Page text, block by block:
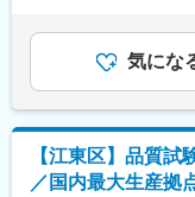
・最低週1回の
徹底。メリハリ
■当社について：
売上高1兆1,319
77％、世界160
ーカーへと成長し
■安定製造に向け
■無菌プロセス
■再生医療分野
【当社について】
2015年設立。(株
開発/製造サービ
であり、選考を
定手当を含めた表
気にな
【江東区】品質
／国内最大生産拠